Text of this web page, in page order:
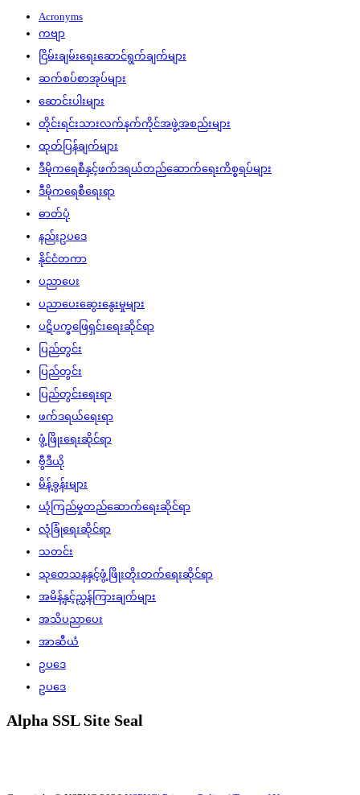
Acronyms
ကဗျာ
ငြိမ်းချမ်းရေးဆောင်ရွက်ချက်များ
ဆက်စပ်စာအုပ်များ
ဆောင်းပါးများ
တိုင်းရင်းသားလက်နက်ကိုင်အဖွဲ့အစည်းများ
ထုတ်ပြန်ချက်များ
ဒီမိုကရေစီနှင့်ဖက်ဒရယ်တည်ဆောက်‌ရေးကိစ္စရပ်များ
ဒီမိုကရေစီရေးရာ
ဓာတ်ပုံ
နည်းဥပဒေ
နိုင်ငံတကာ
ပညာပေး
ပညာပေးဆွေးနွေးမှုများ
ပဋိပက္ခဖြေရှင်းရေးဆိုင်ရာ
ပြည်တွင်း
ပြည်တွင်း
ပြည်တွင်းရေးရာ
ဖက်ဒရယ်ရေးရာ
ဖွံ့ဖြိုးရေးဆိုင်ရာ
ဗွီဒီယို
မိန့်ခွန်းများ
ယုံကြည်မှုတည်ဆောက်ရေးဆိုင်ရာ
လုံခြုံရေးဆိုင်ရာ
သတင်း
သုတေသနနှင့်ဖွံ့ဖြိုးတိုးတက်ရေးဆိုင်ရာ
အမိန့်နှင့်ညွှန်ကြားချက်များ
အသိပညာပေး
အာဆီယံ
ဥပဒေ
ဥပဒေ
Alpha SSL Site Seal